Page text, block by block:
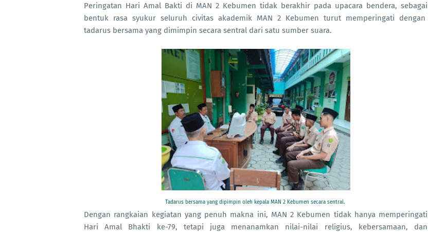
Peringatan Hari Amal Bakti di MAN 2 Kebumen tidak berakhir pada upacara bendera, sebagai
bentuk rasa syukur seluruh civitas akademik MAN 2 Kebumen turut memperingati dengan
tadarus bersama yang dimimpin secara sentral dari satu sumber suara.
Tadarus bersama yang dipimpin oleh kepala MAN 2 Kebumen secara sentral.
Dengan rangkaian kegiatan yang penuh makna ini, MAN 2 Kebumen tidak hanya memperingati
Hari Amal Bhakti ke-79, tetapi juga menanamkan nilai-nilai religius, kebersamaan, dan